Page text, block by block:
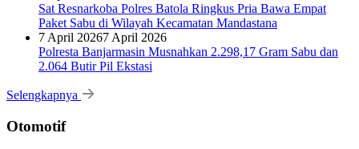
Sat Resnarkoba Polres Batola Ringkus Pria Bawa Empat
Paket Sabu di Wilayah Kecamatan Mandastana
7 April 20267 April 2026
Polresta Banjarmasin Musnahkan 2.298,17 Gram Sabu dan
2.064 Butir Pil Ekstasi
Selengkapnya
Otomotif